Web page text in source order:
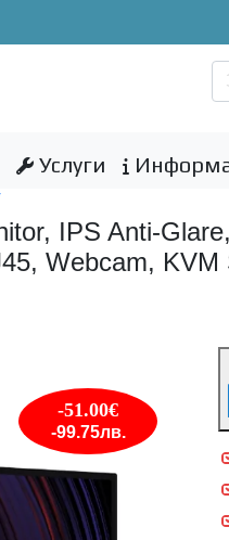
Услуги
IPS Anti-
Webcam,
-51.00€
-99.75лв.